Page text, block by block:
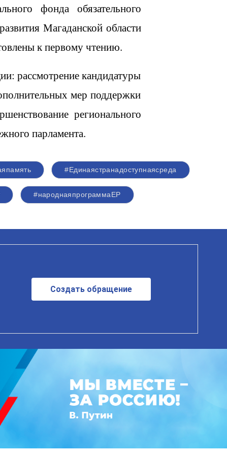
фонда обязательного
Магаданской области
к первому чтению.
рассмотрение кандидатуры
мер поддержки
регионального
парламента.
#Единаястранадоступнаясреда
#народнаяпрограммаЕР
Создать обращение